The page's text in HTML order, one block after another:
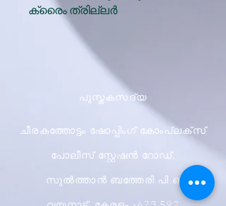
ക്രൈം ത്രില്ലർ
പുസ്തകസദ്യ
ചീരകത്തോട്ടം ഷോപ്പിംഗ് കോംപ്ലക്സ്
പോലീസ് സ്റ്റേഷൻ റോഡ്,
സുൽത്താൻ ബത്തേരി.പി.ഒ